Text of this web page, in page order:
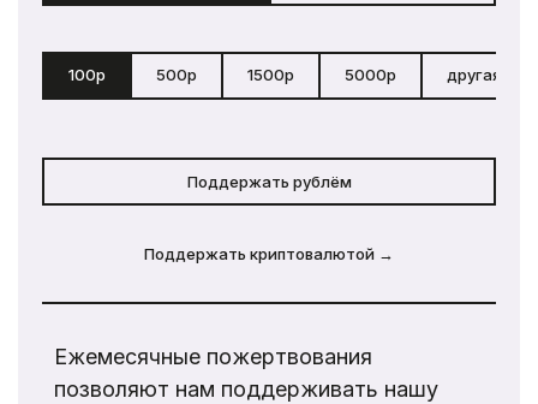
100р 500р 1500р 5000р другая
Поддержать рублём
Поддержать криптовалютой →
Ежемесячные пожертвования
позволяют нам поддерживать нашу